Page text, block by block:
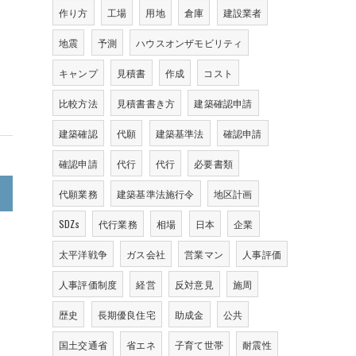
作り方 工場 用地 倉庫 建設業者
地震 予測 ハウスオンザモビリティ
キャンプ 見積書 作成 コスト
比較方法 見積書書き方 建築確認申請
建築確認 代願 建築基準法 確認申請
確認申請 代行 代行 必要書類
代願業務 建築基準法施行令 地区計画
SDZs 代行業務 相場 日本 企業
太平洋戦争 ガス会社 営業マン 人事評価
人事評価制度 経営 反対意見 施周
歴史 長期優良住宅 助成金 公共
国土交通省 省エネ 子育て世帯 耐震性